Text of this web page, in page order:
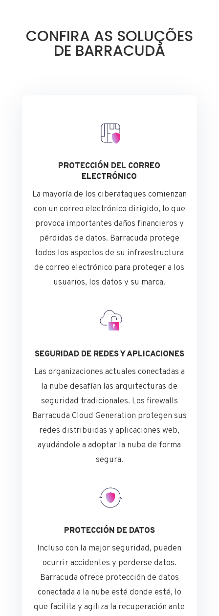
CONFIRA AS SOLUÇÕES
DE BARRACUDA
PROTECCIÓN DEL CORREO
ELECTRÓNICO
La mayoría de los ciberataques comienzan
con un correo electrónico dirigido, lo que
provoca importantes daños financieros y
pérdidas de datos. Barracuda protege
todos los aspectos de su infraestructura
de correo electrónico para proteger a los
usuarios, los datos y su marca.
SEGURIDAD DE REDES Y APLICACIONES
Las organizaciones actuales conectadas a
la nube desafían las arquitecturas de
seguridad tradicionales. Los firewalls
Barracuda Cloud Generation protegen sus
redes distribuidas y aplicaciones web,
ayudándole a adoptar la nube de forma
segura.
PROTECCIÓN DE DATOS
Incluso con la mejor seguridad, pueden
ocurrir accidentes y perderse datos.
Barracuda ofrece protección de datos
conectada a la nube esté donde esté, lo
que facilita y agiliza la recuperación ante